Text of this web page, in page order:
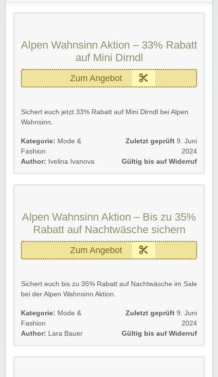
Alpen Wahnsinn Aktion – 33% Rabatt
auf Mini Dirndl
Zum Angebot
Sichert euch jetzt 33% Rabatt auf Mini Dirndl bei Alpen
Wahnsinn.
Einfach dem Link folgen und sparen.
Gültig für Neu- und Bestandskunden.
Wir wünschen euch viel Spaß damit!
Kategorie: Mode &
Fashion
Author: Ivelina Ivanova
Zuletzt geprüft 9. Juni
2024
Gültig bis auf Widerruf
Alpen Wahnsinn Aktion – Bis zu 35%
Rabatt auf Nachtwäsche sichern
Zum Angebot
Sichert euch bis zu 35% Rabatt auf Nachtwäsche im Sale
bei der Alpen Wahnsinn Aktion.
Einfach unsrem Link folgen, stark reduzierte
Nachtwäsche entdecken und sparen.
Wir wünschen euch viel Spaß damit!
Kategorie: Mode &
Fashion
Author: Lara Bauer
Zuletzt geprüft 9. Juni
2024
Gültig bis auf Widerruf